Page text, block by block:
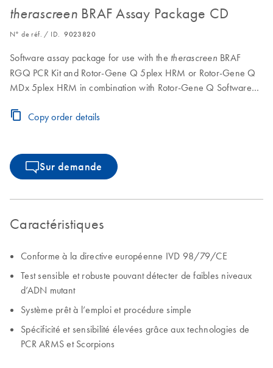
therascreenBRAF Assay Package CD
N° de réf. / ID.9023820
Software assay package for use with the therascreen BRAF
RGQ PCR Kit and Rotor-Gene Q 5plex HRM or Rotor-Gene Q
MDx 5plex HRM in combination with Rotor-Gene Q Software
available for download.
Copy order details
Sur demande
Caractéristiques
Conforme à la directive européenne IVD 98/79/CE
Test sensible et robuste pouvant détecter de faibles niveaux
d’ADN mutant
Système prêt à l’emploi et procédure simple
Spécificité et sensibilité élevées grâce aux technologies de
PCR ARMS et Scorpions